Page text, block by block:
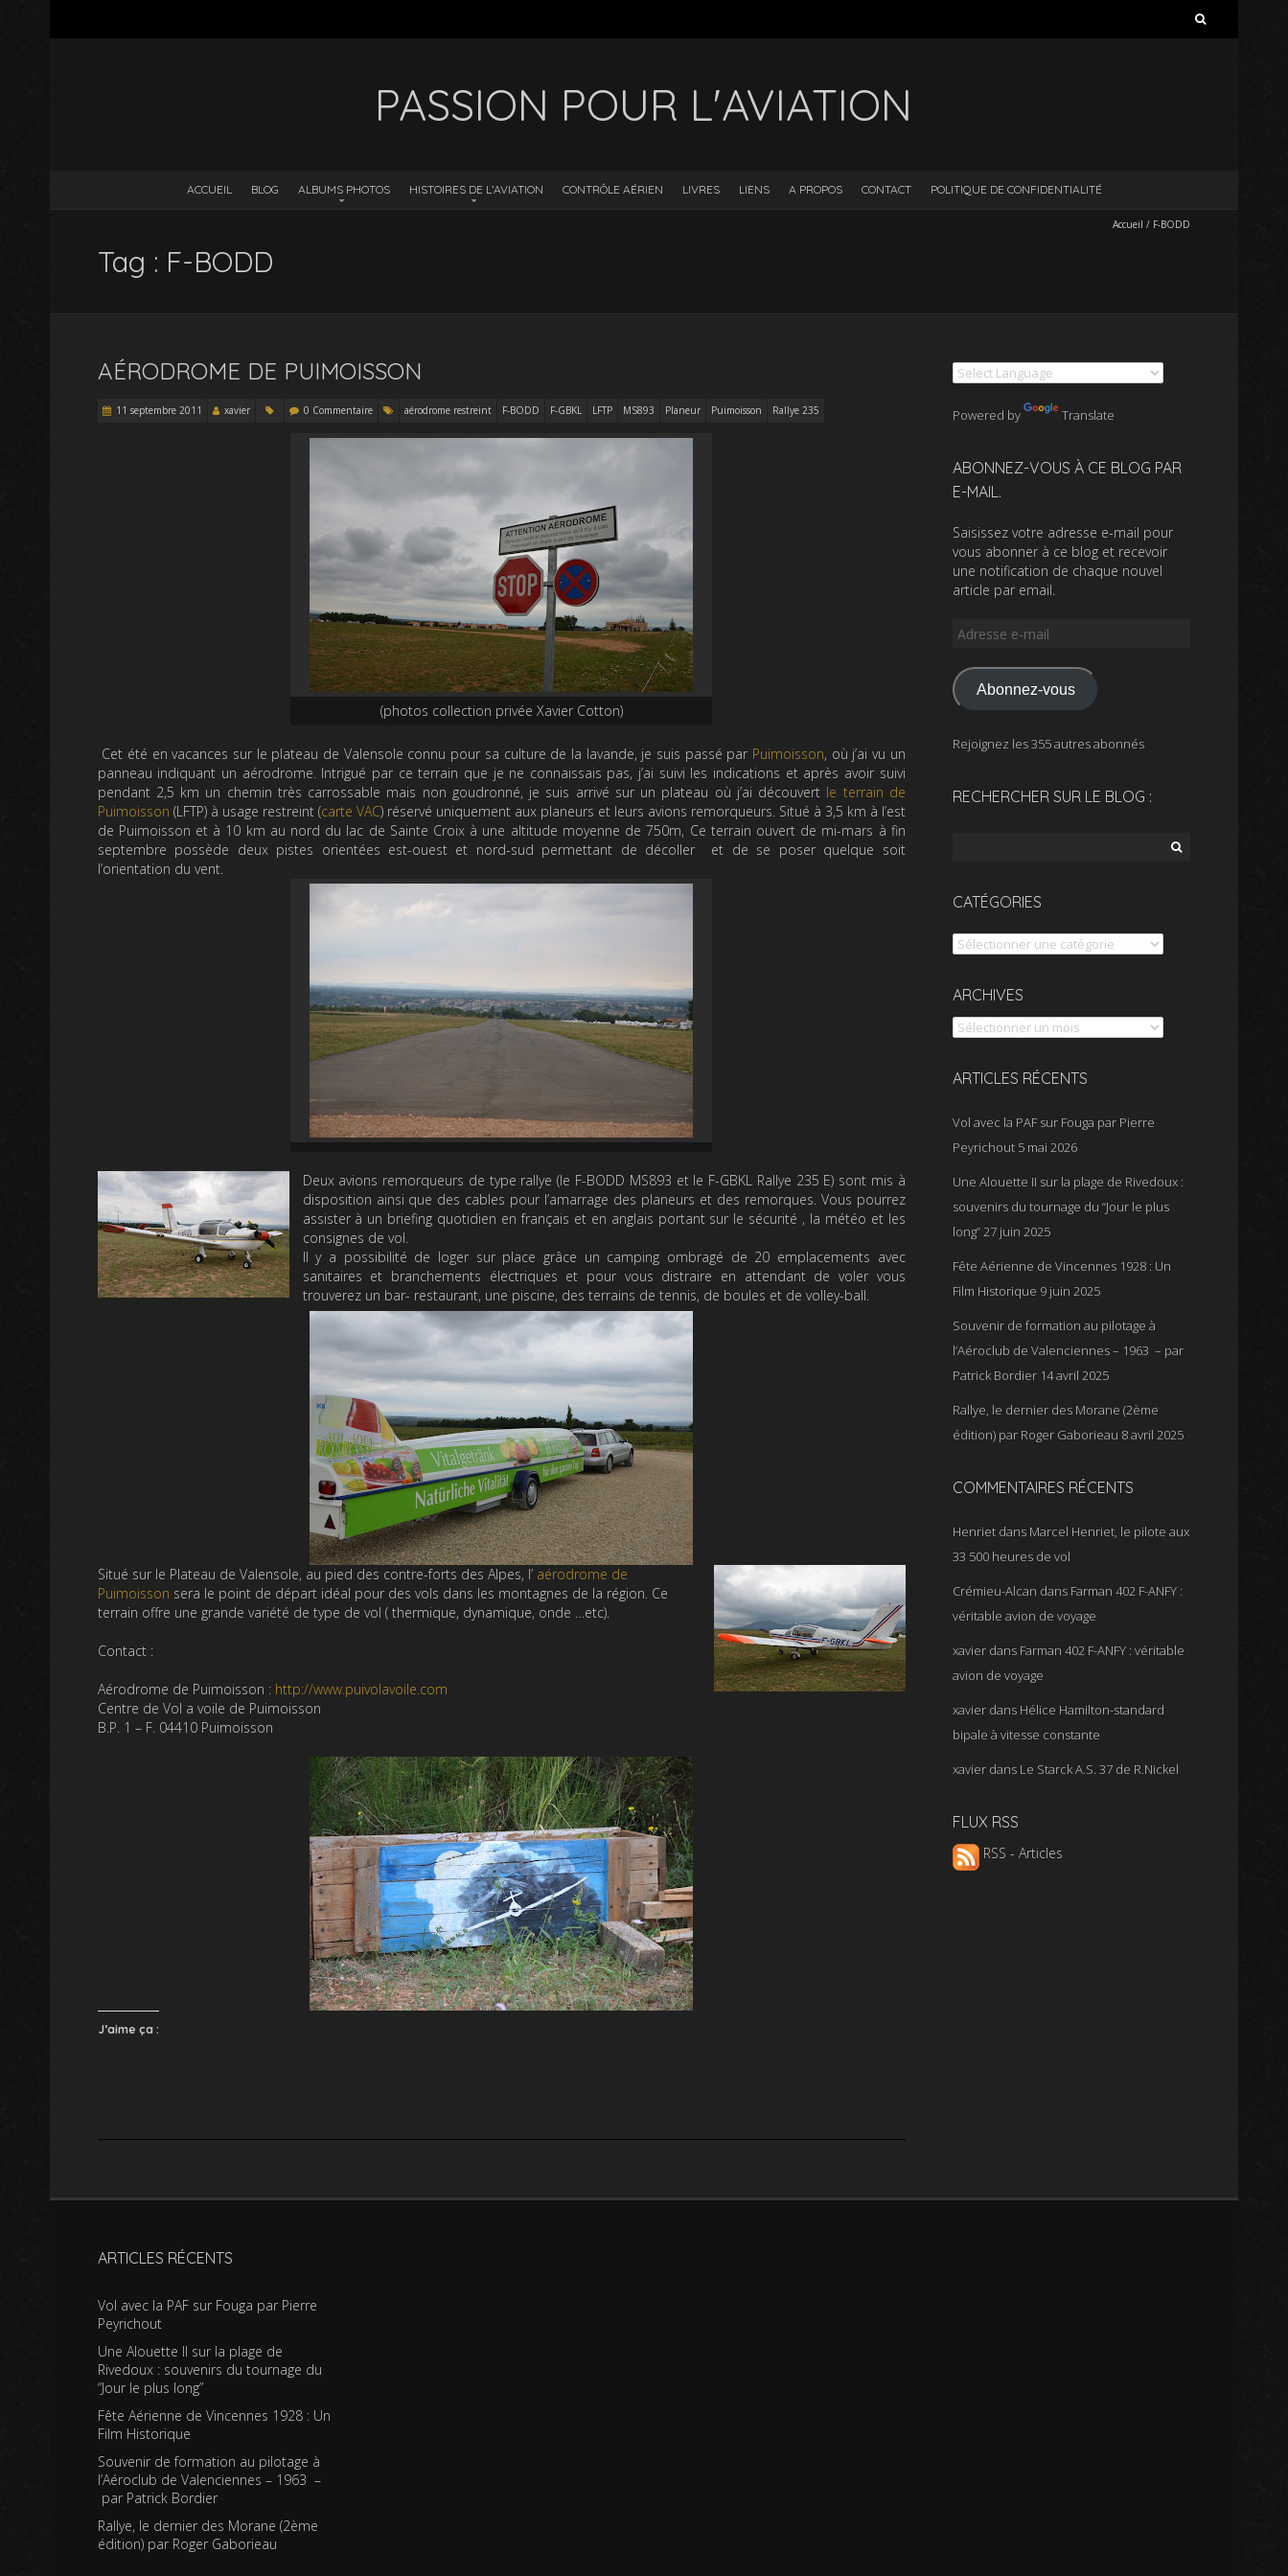
PASSION POUR L'AVIATION
ACCUEIL BLOG ALBUMS PHOTOS HISTOIRES DE L’AVIATION CONTRÔLE AÉRIEN LIVRES LIENS A PROPOS CONTACT POLITIQUE DE CONFIDENTIALITÉ
Accueil / F-BODD
Tag : F-BODD
AÉRODROME DE PUIMOISSON
11 septembre 2011 xavier 0 Commentaire aérodrome restreint F-BODD F-GBKL LFTP MS893 Planeur Puimoisson Rallye 235
(photos collection privée Xavier Cotton)
Cet été en vacances sur le plateau de Valensole connu pour sa culture de la lavande, je suis passé par Puimoisson, où j’ai vu un
panneau indiquant un aérodrome. Intrigué par ce terrain que je ne connaissais pas, j’ai suivi les indications et après avoir suivi
pendant 2,5 km un chemin très carrossable mais non goudronné, je suis arrivé sur un plateau où j’ai découvert le terrain de
Puimoisson (LFTP) à usage restreint (carte VAC) réservé uniquement aux planeurs et leurs avions remorqueurs. Situé à 3,5 km à l’est
de Puimoisson et à 10 km au nord du lac de Sainte Croix à une altitude moyenne de 750m, Ce terrain ouvert de mi-mars à fin
septembre possède deux pistes orientées est-ouest et nord-sud permettant de décoller et de se poser quelque soit
l’orientation du vent.
Deux avions remorqueurs de type rallye (le F-BODD MS893 et le F-GBKL Rallye 235 E) sont mis à
disposition ainsi que des cables pour l’amarrage des planeurs et des remorques. Vous pourrez
assister à un briefing quotidien en français et en anglais portant sur le sécurité , la météo et les
consignes de vol.
Il y a possibilité de loger sur place grâce un camping ombragé de 20 emplacements avec
sanitaires et branchements électriques et pour vous distraire en attendant de voler vous
trouverez un bar- restaurant, une piscine, des terrains de tennis, de boules et de volley-ball.
Situé sur le Plateau de Valensole, au pied des contre-forts des Alpes, l’ aérodrome de
Puimoisson sera le point de départ idéal pour des vols dans les montagnes de la région. Ce
terrain offre une grande variété de type de vol ( thermique, dynamique, onde …etc).
Contact :
Aérodrome de Puimoisson : http://www.puivolavoile.com
Centre de Vol a voile de Puimoisson
B.P. 1 – F. 04410 Puimoisson
J’aime ça :
Powered by Translate
ABONNEZ-VOUS À CE BLOG PAR
E-MAIL.
Saisissez votre adresse e-mail pour
vous abonner à ce blog et recevoir
une notification de chaque nouvel
article par email.
Adresse
mail
Abonnez-vous
Rejoignez les 355 autres abonnés
RECHERCHER SUR LE BLOG :
CATÉGORIES
Catégories
ARCHIVES
Archives
ARTICLES RÉCENTS
Vol avec la PAF sur Fouga par Pierre
Peyrichout 5 mai 2026
Une Alouette II sur la plage de Rivedoux :
souvenirs du tournage du “Jour le plus
long”27 juin 2025
Fête Aérienne de Vincennes 1928 : Un
Film Historique 9 juin 2025
Souvenir de formation au pilotage à
l’Aéroclub de Valenciennes – 1963 – par
Patrick Bordier 14 avril 2025
Rallye, le dernier des Morane (2ème
édition) par Roger Gaborieau 8 avril 2025
COMMENTAIRES RÉCENTS
Henriet dans Marcel Henriet, le pilote aux
33 500 heures de vol
Crémieu-Alcan dans Farman 402 F-ANFY :
véritable avion de voyage
xavier dans Farman 402 F-ANFY : véritable
avion de voyage
xavier dans Hélice Hamilton-standard
bipale à vitesse constante
xavier dans Le Starck A.S. 37 de R.Nickel
FLUX RSS
RSS - Articles
ARTICLES RÉCENTS
Vol avec la PAF sur Fouga par Pierre
Peyrichout
Une Alouette II sur la plage de
Rivedoux : souvenirs du tournage du
“Jour le plus long”
Fête Aérienne de Vincennes 1928 : Un
Film Historique
Souvenir de formation au pilotage à
l’Aéroclub de Valenciennes – 1963 –
par Patrick Bordier
Rallye, le dernier des Morane (2ème
édition) par Roger Gaborieau